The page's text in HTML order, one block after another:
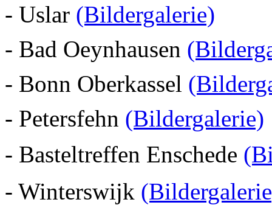
- Uslar (Bildergalerie)
- Bad Oeynhausen
- Bonn Oberkassel
- Petersfehn (Bildergalerie)
- Basteltreffen Enschede
- Winterswijk